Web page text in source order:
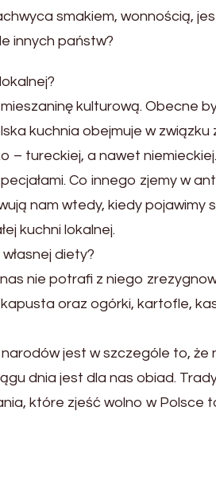
smakiem, wonnością,
innych państw?
kulturową. Obecne
kuchnia obejmuje w
– tureckiej, a nawet
Co innego zjemy w
nam wtedy, kiedy pojawimy
kuchni lokalnej.
diety?
nie potrafi z niego
oraz ogórki, kartofle,
jest w szczególe to, że
dnia jest dla nas obiad.
które zjeść wolno w Polsce